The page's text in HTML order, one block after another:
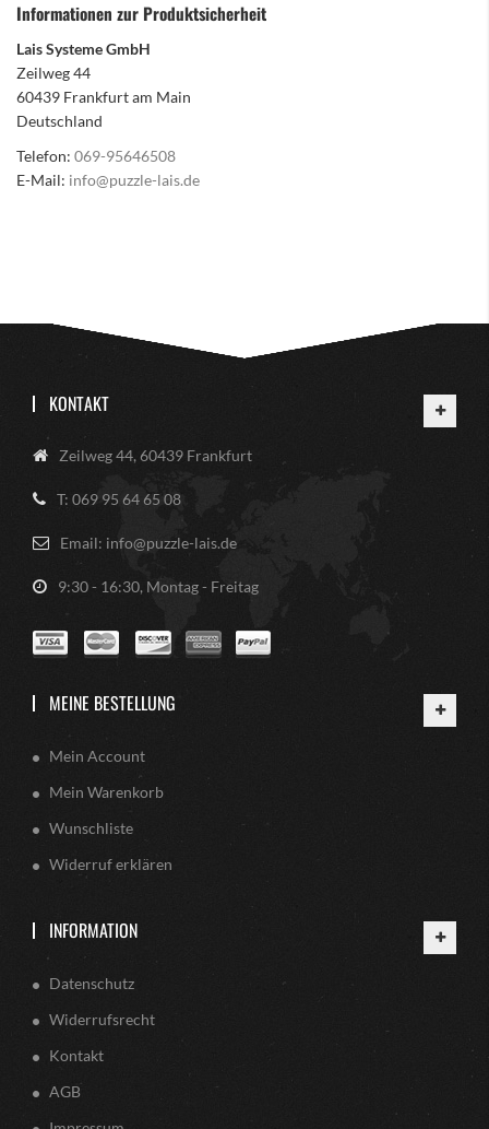
Informationen zur Produktsicherheit
Lais Systeme GmbH
Zeilweg 44
60439 Frankfurt am Main
Deutschland
Telefon: 069-95646508
E-Mail: info@puzzle-lais.de
KONTAKT
Zeilweg 44, 60439 Frankfurt
T: 069 95 64 65 08
Email: info@puzzle-lais.de
9:30 - 16:30, Montag - Freitag
MEINE BESTELLUNG
Mein Account
Mein Warenkorb
Wunschliste
Widerruf erklären
INFORMATION
Datenschutz
Widerrufsrecht
Kontakt
AGB